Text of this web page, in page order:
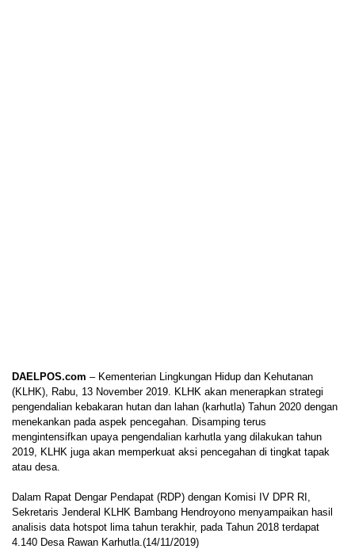
DAELPOS.com – Kementerian Lingkungan Hidup dan Kehutanan
(KLHK), Rabu, 13 November 2019. KLHK akan menerapkan strategi
pengendalian kebakaran hutan dan lahan (karhutla) Tahun 2020 dengan
menekankan pada aspek pencegahan. Disamping terus
mengintensifkan upaya pengendalian karhutla yang dilakukan tahun
2019, KLHK juga akan memperkuat aksi pencegahan di tingkat tapak
atau desa.
Dalam Rapat Dengar Pendapat (RDP) dengan Komisi IV DPR RI,
Sekretaris Jenderal KLHK Bambang Hendroyono menyampaikan hasil
analisis data hotspot lima tahun terakhir, pada Tahun 2018 terdapat
4.140 Desa Rawan Karhutla.(14/11/2019)